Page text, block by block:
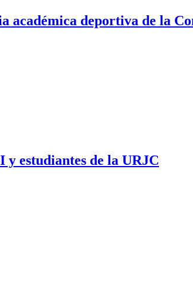
académica deportiva de la
estudiantes de la URJC